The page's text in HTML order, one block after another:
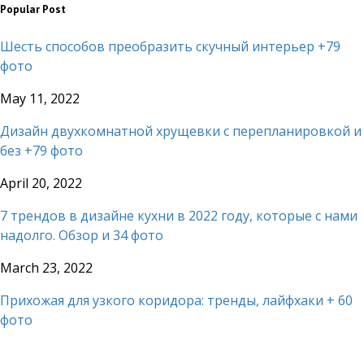
Popular Post
Шесть способов преобразить скучный интерьер +79
фото
May 11, 2022
Дизайн двухкомнатной хрущевки с перепланировкой и
без +79 фото
April 20, 2022
7 трендов в дизайне кухни в 2022 году, которые с нами
надолго. Обзор и 34 фото
March 23, 2022
Прихожая для узкого коридора: тренды, лайфхаки + 60
фото